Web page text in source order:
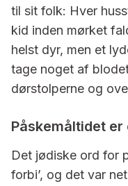
til sit folk: Hver
kid inden mørket
helst dyr, men et
tage noget af
dørstolperne og
Påskemåltidet
Det jødiske ord for
forbi’, og det var